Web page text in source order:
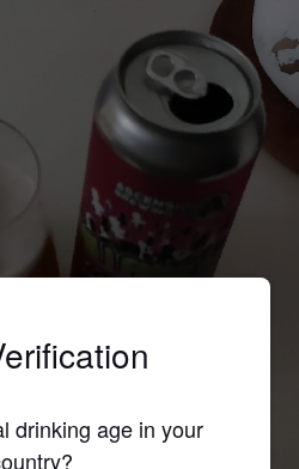
drinking age in your